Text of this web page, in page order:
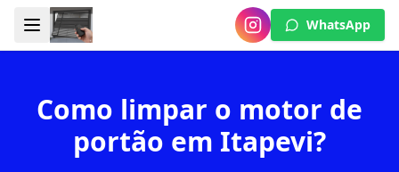
WhatsApp
Como limpar o motor de
portão em Itapevi?